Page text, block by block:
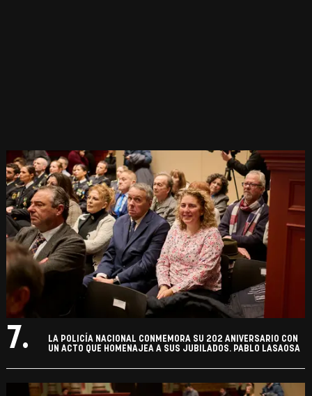
7.
LA POLICÍA NACIONAL CONMEMORA SU 202 ANIVERSARIO CON
UN ACTO QUE HOMENAJEA A SUS JUBILADOS. PABLO LASAOSA